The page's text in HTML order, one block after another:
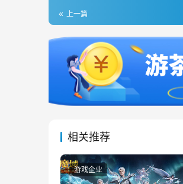
上一篇
相关推荐
游戏企业